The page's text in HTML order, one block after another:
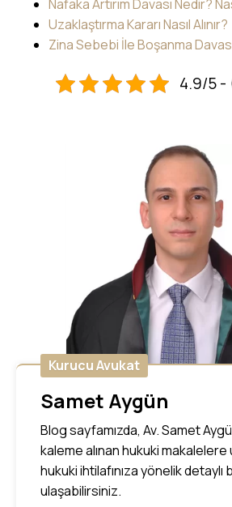
Nafaka Artırım Davası Nedir?
Uzaklaştırma Kararı Nasıl Alınır?
Zina Sebebi İle Boşanma
4.9/5 -
Kurucu Avukat
Samet Aygün
Blog sayfamızda, Av. Samet
kaleme alınan hukuki makalelere
hukuki ihtilafınıza yönelik detaylı
ulaşabilirsiniz.